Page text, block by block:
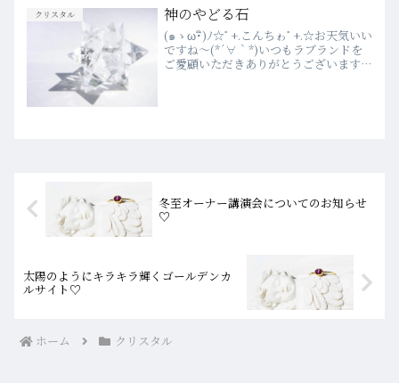
詳細は、こちらをご確認ください♪💗
2020年４月よりWEB...
クリスタル 神のやどる石
(๑ゝω･ิ)ﾉ☆ﾟ+.こんちゎﾟ+.☆お天気いい
ですね～(*´∀｀*)いつもラブランドを
ご愛顧いただきありがとうございます今
冬至オーナー講演会についてのお知らせ
♡
太陽のようにキラキラ輝くゴールデンカ
ルサイト♡
ホーム クリスタル